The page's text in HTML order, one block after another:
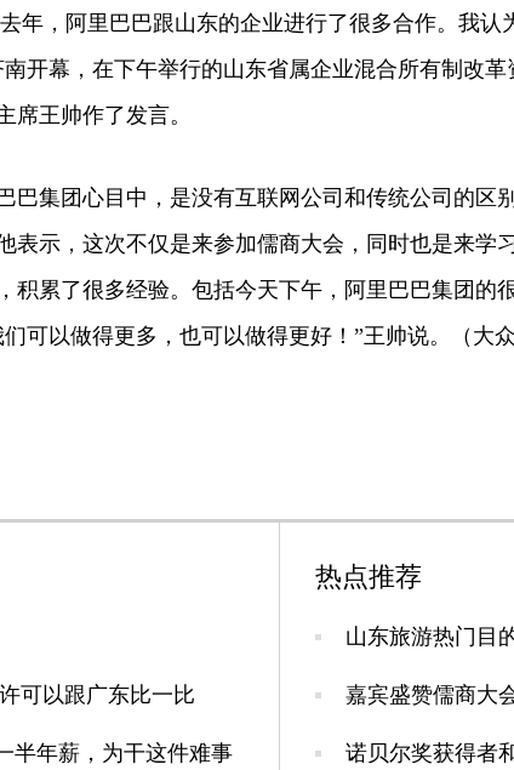
年，阿里巴巴跟山东的企业进行了很多合作。我认
开幕，在下午举行的山东省属企业混合所有制改
席王帅作了发言。
集团心目中，是没有互联网公司和传统公司的区
表示，这次不仅是来参加儒商大会，同时也是来学
积累了很多经验。包括今天下午，阿里巴巴集团的
可以做得更多，也可以做得更好！”王帅说。（大
可以跟广东比一比
半年薪，为干这件难事
热点推荐
山东旅游热门目
嘉宾盛赞儒商大
诺贝尔奖获得者